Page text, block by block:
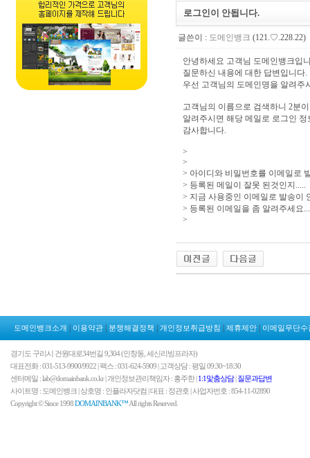
로그인이 안됩니다.
글쓴이 : 도메인뱅크 (121.♡.228.22)
안녕하세요 고객님 도메인뱅크입
질문하신 내용에 대한 답변입니다.
우선 고객님의 도메인명을 알려주
고객님의 이름으로 검색하니 2분
알려주시면 해당 메일로 로그인
감사합니다.
>
>
> 아이디와 비밀번호를 이메일로
> 등록된 메일이 잘못 된것인지.....
> 지금 사용중인 이메일로 발송이
> 등록된 이메일을 좀 알려주세요...
>
도메인뱅크소개 이용약관 분쟁해결정책 개인정보취급방침 제휴제안 이메일무단수
경기도 구리시 건원대로34번길 9,304 (인창동, 세신리빙프라자)
대표전화 : 031-513-9900/9922 | 팩스 : 031-624-5909 | 고객상담 : 평일 09:30~18:30
센터메일 : lab@domainbank.co.kr | 개인정보관리책임자 : 홍주한 |1:1맟춤상담|질문과답변
사이트명 : 도메인뱅크 | 상호명 : 인플라자닷컴 | 대표 : 정관호 | 사업자번호 : 854-11-02890
Copyright © Since 1998DOMAINBANK™All rights Reserved.